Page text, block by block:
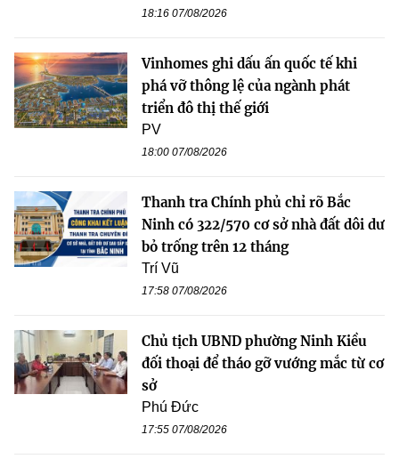
18:16 07/08/2026
Vinhomes ghi dấu ấn quốc tế khi
phá vỡ thông lệ của ngành phát
triển đô thị thế giới
PV
18:00 07/08/2026
Thanh tra Chính phủ chỉ rõ Bắc
Ninh có 322/570 cơ sở nhà đất dôi dư
bỏ trống trên 12 tháng
Trí Vũ
17:58 07/08/2026
Chủ tịch UBND phường Ninh Kiều
đối thoại để tháo gỡ vướng mắc từ cơ
sở
Phú Đức
17:55 07/08/2026